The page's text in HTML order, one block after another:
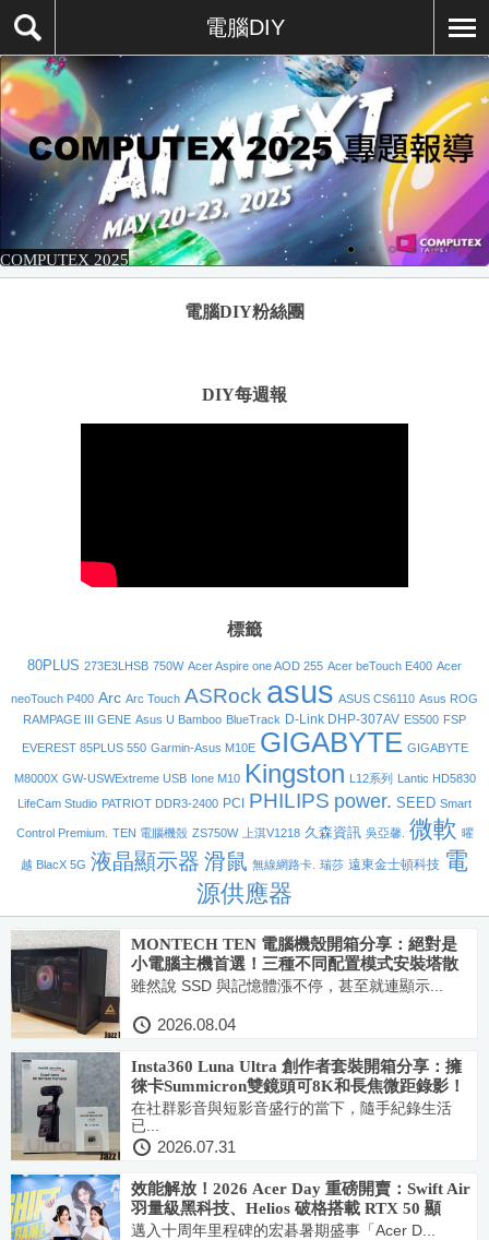
電腦DIY
COMPUTEX 2025
電腦DIY粉絲團
DIY每週報
標籤
80PLUS 273E3LHSB 750W Acer Aspire one AOD 255 Acer beTouch E400 Acer
neoTouch P400 Arc Arc Touch ASRock asus ASUS CS6110 Asus ROG
RAMPAGE III GENE Asus U Bamboo BlueTrack D-Link DHP-307AV ES500 FSP
EVEREST 85PLUS 550 Garmin-Asus M10E GIGABYTE GIGABYTE
M8000X GW-USWExtreme USB Ione M10 Kingston L12系列 Lantic HD5830
LifeCam Studio PATRIOT DDR3-2400 PCI PHILIPS power. SEED Smart
Control Premium. TEN 電腦機殼 ZS750W 上淇V1218 久森資訊 吳亞馨. 微軟 曜
越 BlacX 5G 液晶顯示器 滑鼠 無線網路卡. 瑞莎 遠東金士頓科技 電
源供應器
MONTECH TEN 電腦機殼開箱分享：絕對是
小電腦主機首選！三種不同配置模式安裝塔散
或水冷都OK！外觀設計超美還得Red Dot獎
雖然說 SSD 與記憶體漲不停，甚至就連顯示...
2026.08.04
Insta360 Luna Ultra 創作者套裝開箱分享：擁
徠卡Summicron雙鏡頭可8K和長焦微距錄影！
首創可拆卸圖傳搖控螢幕並收音超便利 帶來極
致夜拍與長焦人像畫質
在社群影音與短影音盛行的當下，隨手紀錄生活
已...
2026.07.31
效能解放！2026 Acer Day 重磅開賣：Swift Air
羽量級黑科技、Helios 破格搭載 RTX 50 顯
卡，登錄再抽 iPhone 18 Pro
邁入十周年里程碑的宏碁暑期盛事「Acer D...